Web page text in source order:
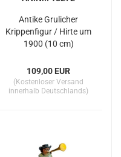
Antike Grulicher
Krippenfigur / Hirte um
1900 (10 cm)
109,00 EUR
(Kostenloser Versand
innerhalb Deutschlands)